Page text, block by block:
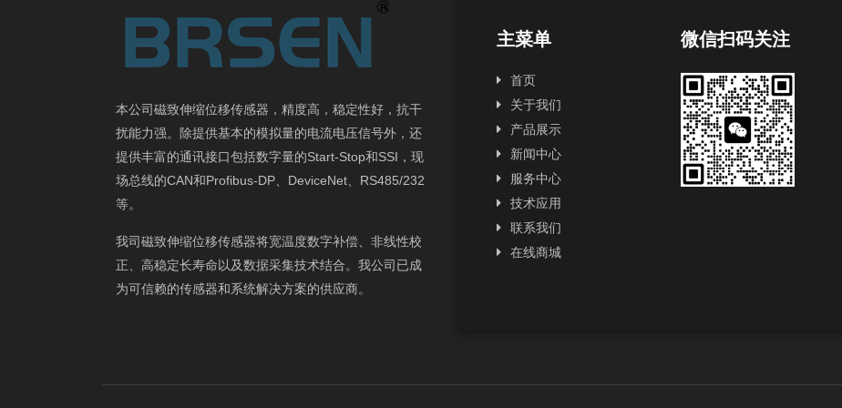
本公司磁致伸缩位移传感器，精度高，稳定性好，抗干
扰能力强。除提供基本的模拟量的电流电压信号外，还
提供丰富的通讯接口包括数字量的Start-Stop和SSI，现
场总线的CAN和Profibus-DP、DeviceNet、RS485/232
等。
我司磁致伸缩位移传感器将宽温度数字补偿、非线性校
正、高稳定长寿命以及数据采集技术结合。我公司已成
为可信赖的传感器和系统解决方案的供应商。
主菜单
首页
关于我们
产品展示
新闻中心
服务中心
技术应用
联系我们
在线商城
微信扫码关注